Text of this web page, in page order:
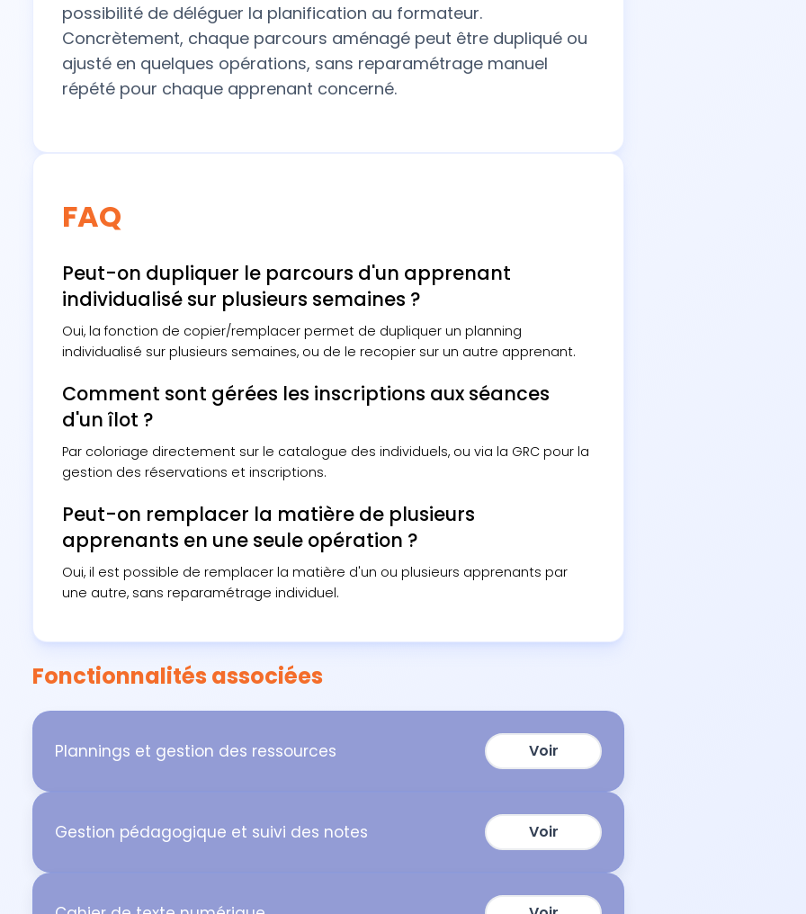
possibilité de déléguer la planification au formateur.
Concrètement, chaque parcours aménagé peut être dupliqué ou
ajusté en quelques opérations, sans reparamétrage manuel
répété pour chaque apprenant concerné.
FAQ
Peut-on dupliquer le parcours d'un apprenant
individualisé sur plusieurs semaines ?
Oui, la fonction de copier/remplacer permet de dupliquer un planning
individualisé sur plusieurs semaines, ou de le recopier sur un autre apprenant.
Comment sont gérées les inscriptions aux séances
d'un îlot ?
Par coloriage directement sur le catalogue des individuels, ou via la GRC pour la
gestion des réservations et inscriptions.
Peut-on remplacer la matière de plusieurs
apprenants en une seule opération ?
Oui, il est possible de remplacer la matière d'un ou plusieurs apprenants par
une autre, sans reparamétrage individuel.
Fonctionnalités associées
Plannings et gestion des ressources Voir
Gestion pédagogique et suivi des notes Voir